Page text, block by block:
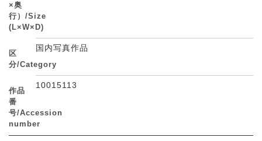
×奥
行）/Size
(L×W×D)
区
分/Category
国内写真作品
作品
番
号/Accession
number
10015113